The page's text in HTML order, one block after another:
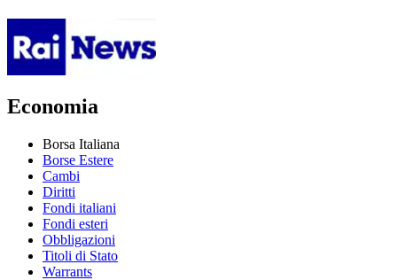
Economia
Borsa Italiana
Borse Estere
Cambi
Diritti
Fondi italiani
Fondi esteri
Obbligazioni
Titoli di Stato
Warrants